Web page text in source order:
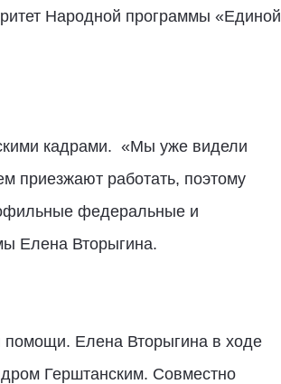
Народной программы «Единой
кадрами. «Мы уже видели
приезжают работать, поэтому
федеральные и
Елена Вторыгина.
помощи. Елена Вторыгина в ходе
Герштанским. Совместно